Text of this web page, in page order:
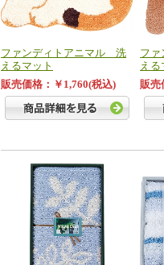
ファンディトアニマル 洗
えるマット
販売価格：￥1,760(税込)
フ
える
販売